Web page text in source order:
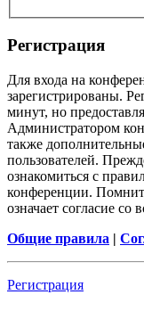
Регистрация
Для входа на
зарегистрированы.
минут, но
Администратором
также
пользователей.
ознакомиться с
конференции.
означает согласие со
Общие правила |
Регистрация